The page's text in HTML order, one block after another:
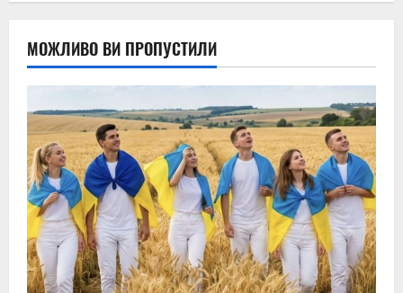
МОЖЛИВО ВИ ПРОПУСТИЛИ